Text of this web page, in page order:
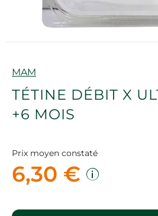
Marque
MAM
TÉTINE DÉBIT X
+6 MOIS
Prix moyen constaté
6,30 €